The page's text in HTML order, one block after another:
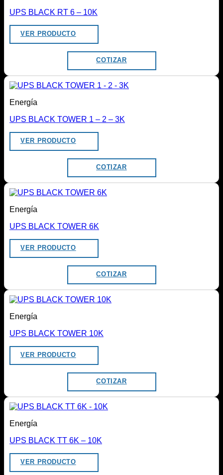
UPS BLACK RT 6 – 10K
VER PRODUCTO
COTIZAR
Energía
UPS BLACK TOWER 1 – 2 – 3K
VER PRODUCTO
COTIZAR
Energía
UPS BLACK TOWER 6K
VER PRODUCTO
COTIZAR
Energía
UPS BLACK TOWER 10K
VER PRODUCTO
COTIZAR
Energía
UPS BLACK TT 6K – 10K
VER PRODUCTO